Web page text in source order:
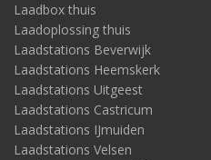
Laadbox thuis
Laadoplossing thuis
Laadstations Beverwijk
Laadstations Heemskerk
Laadstations Uitgeest
Laadstations Castricum
Laadstations IJmuiden
Laadstations Velsen